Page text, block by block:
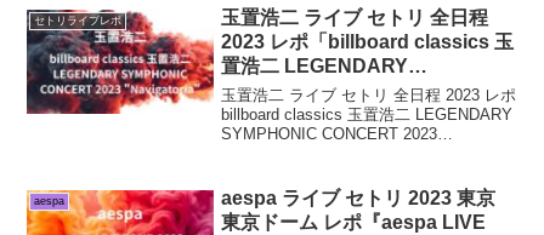
セトリライブレポ
玉置浩二 ライブ セトリ 全日程
2023 レポ「billboard classics 玉
置浩二 LEGENDARY
SYMPHONIC CONCERT 2023
“Navigatoria”」
玉置浩二 ライブ セトリ 全日程 2023 レポ
billboard classics 玉置浩二 LEGENDARY
SYMPHONIC CONCERT 2023
aespa
aespa ライブ セトリ 2023 東京
東京ドーム レポ『aespa LIVE